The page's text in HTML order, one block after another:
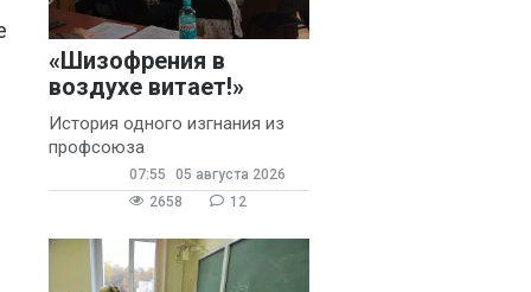
«Шизофрения в
воздухе витает!»
История одного изгнания из
профсоюза
07:55
05 августа 2026
2658
12